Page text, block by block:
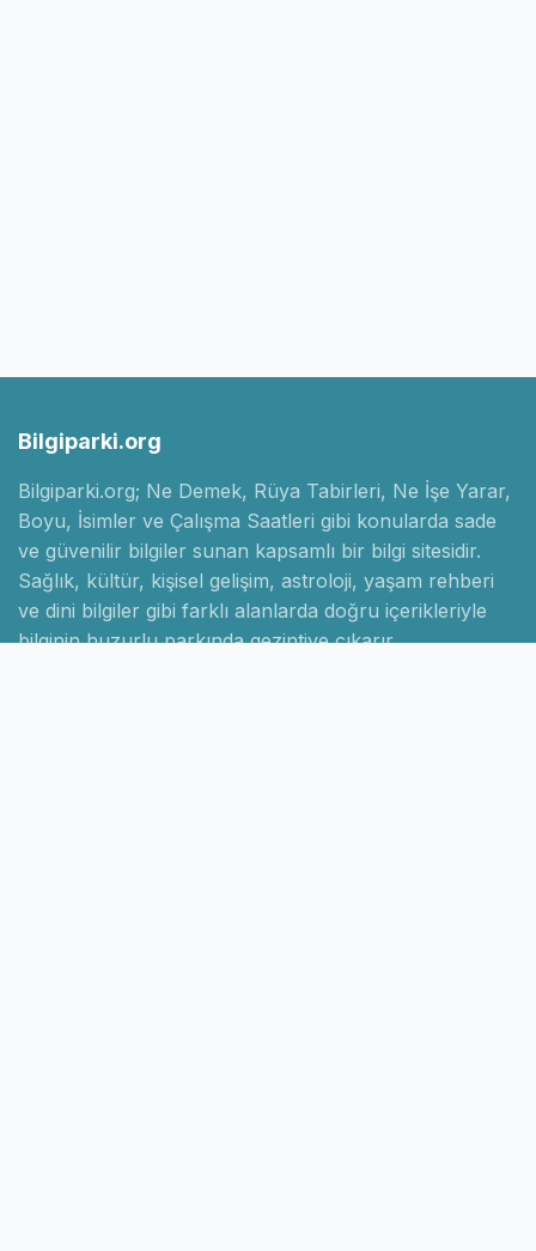
Bilgiparki.org
Bilgiparki.org; Ne Demek, Rüya Tabirleri, Ne İşe Yarar,
Boyu, İsimler ve Çalışma Saatleri gibi konularda sade
ve güvenilir bilgiler sunan kapsamlı bir bilgi sitesidir.
Sağlık, kültür, kişisel gelişim, astroloji, yaşam rehberi
ve dini bilgiler gibi farklı alanlarda doğru içerikleriyle
bilginin huzurlu parkında gezintiye çıkarır.